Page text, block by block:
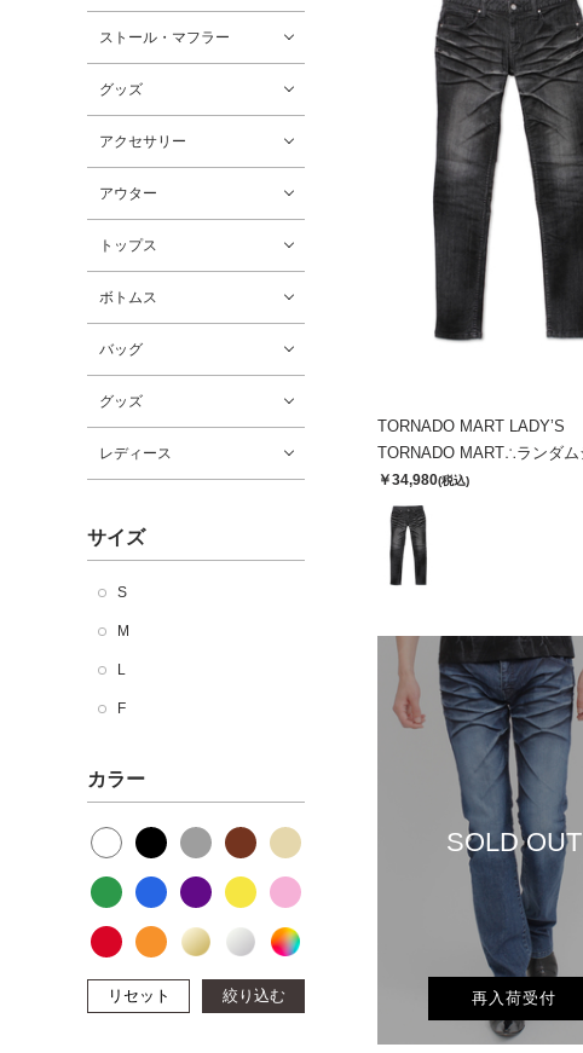
ストール・マフラー
グッズ
アクセサリー
アウター
トップス
ボトムス
バッグ
グッズ
レディース
サイズ
S
M
L
F
カラー
リセット 絞り込む
TORNADO MART LADY’S
￥34,980(税込)
SOLD OUT
再入荷受付